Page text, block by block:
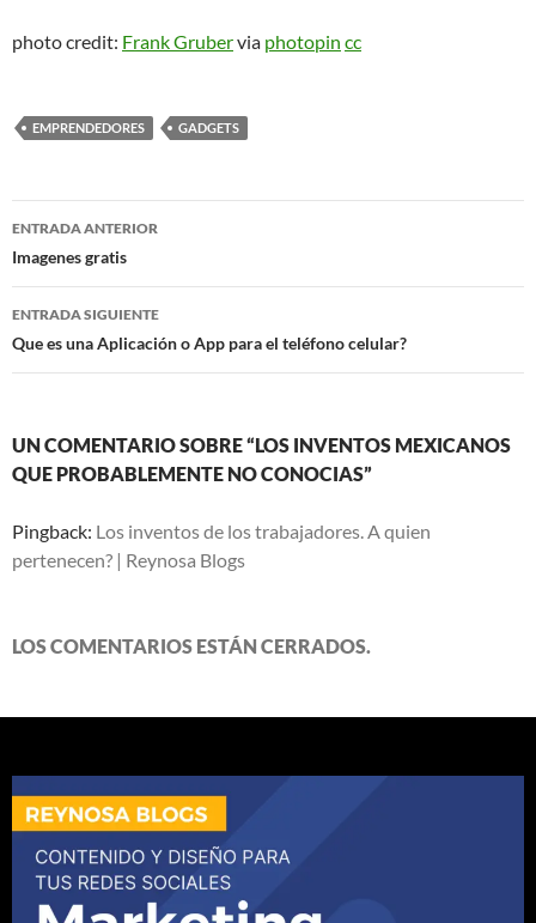
photo credit: Frank Grubervia photopin cc
EMPRENDEDORES GADGETS
Navegación
de
entradas
ENTRADA ANTERIOR
Imagenes gratis
ENTRADA SIGUIENTE
Que es una Aplicación o App para el teléfono celular?
UN COMENTARIO SOBRE “LOS INVENTOS MEXICANOS
QUE PROBABLEMENTE NO CONOCIAS”
Pingback: Los inventos de los trabajadores. A quien
pertenecen? | Reynosa Blogs
LOS COMENTARIOS ESTÁN CERRADOS.